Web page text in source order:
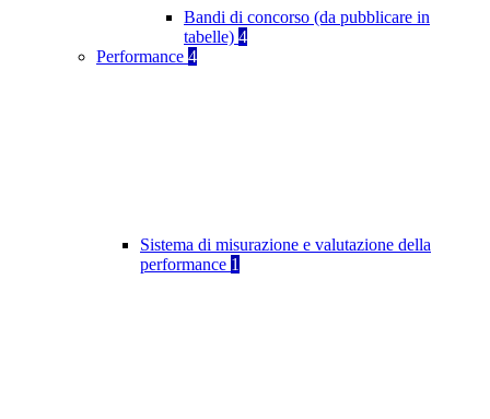
Bandi di concorso (da pubblicare in
tabelle) 4
Performance 4
Sistema di misurazione e valutazione della
performance 1